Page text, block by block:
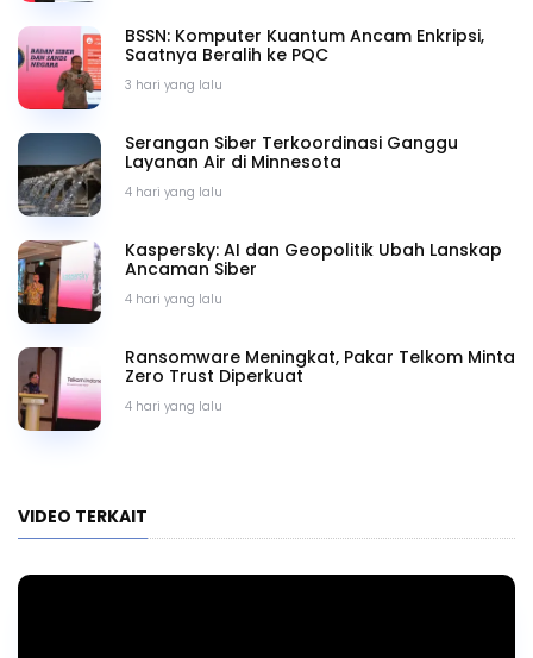
3 hari yang lalu
BSSN: Komputer Kuantum Ancam Enkripsi,
Saatnya Beralih ke PQC
4 hari yang lalu
Serangan Siber Terkoordinasi Ganggu
Layanan Air di Minnesota
4 hari yang lalu
Kaspersky: AI dan Geopolitik Ubah Lanskap
Ancaman Siber
4 hari yang lalu
Ransomware Meningkat, Pakar Telkom Minta
Zero Trust Diperkuat
VIDEO TERKAIT